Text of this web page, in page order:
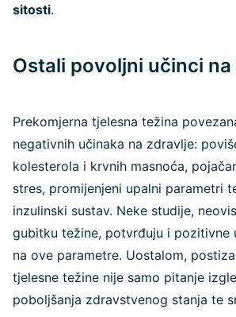
sitosti.
Ostali povoljni učinci
Prekomjerna tjelesna težina
negativnih učinaka na zdravlje:
kolesterola i krvnih masnoća,
stres, promijenjeni upalni parametri
inzulinski sustav. Neke studije,
gubitku težine, potvrđuju i pozitivne
na ove parametre. Uostalom,
tjelesne težine nije samo pitanje
poboljšanja zdravstvenog stanja te